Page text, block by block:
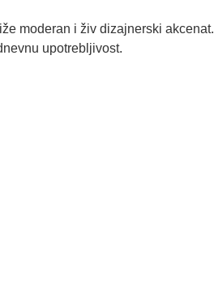
moderan i živ dizajnerski akcenat.
upotrebljivost.